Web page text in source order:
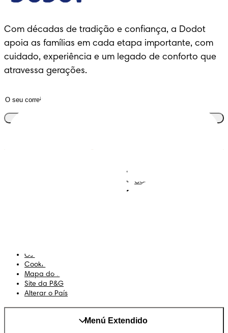
Com décadas de tradição e confiança, a Dodot
apoia as famílias em cada etapa importante, com
cuidado, experiência e um legado de conforto que
atravessa gerações.
Contacta-nos
Os Meus Dados
Cookies
Mapa do Site
Site da P&G
Alterar o País
Menú Extendido